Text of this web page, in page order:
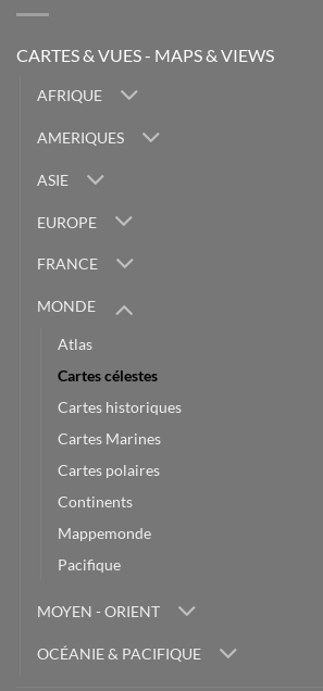
CARTES & VUES - MAPS & VIEWS
AFRIQUE
AMERIQUES
ASIE
EUROPE
FRANCE
MONDE
Atlas
Cartes célestes
Cartes historiques
Cartes Marines
Cartes polaires
Continents
Mappemonde
Pacifique
MOYEN - ORIENT
OCÉANIE & PACIFIQUE